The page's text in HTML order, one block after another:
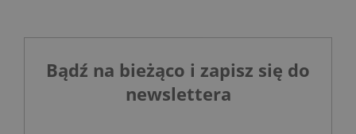
Bądź na bieżąco i zapisz się do
newslettera